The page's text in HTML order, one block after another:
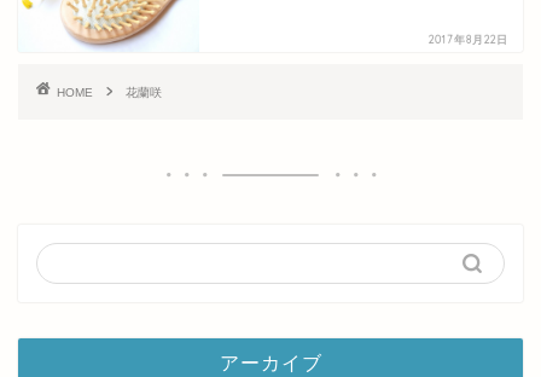
2017年8月22日
HOME 花蘭咲
アーカイブ